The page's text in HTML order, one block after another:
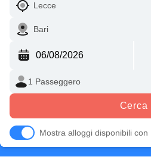
Cerca
Mostra alloggi disponibili con